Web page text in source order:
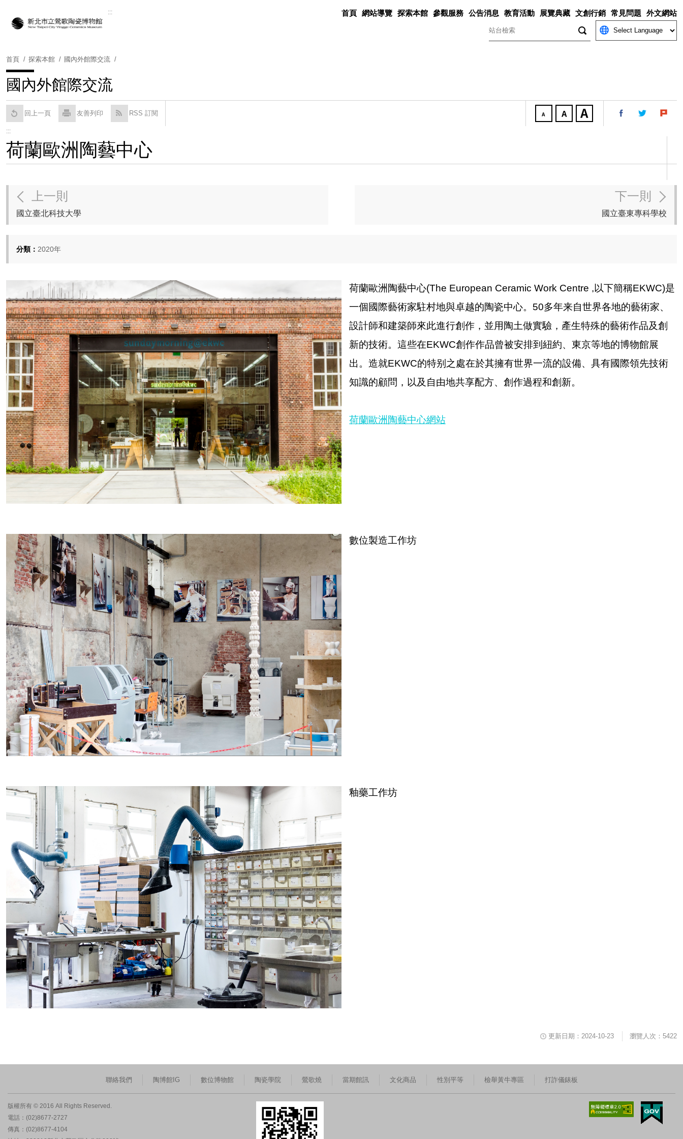
::: 首頁 網站導覽 探索本館 參觀服務 公告消息 教育活動 展覽典藏 文創行銷 常見問題
外文網站
Powered by
首頁 探索本館 國內外館際交流
國內外館際交流
回上一頁 友善列印 RSS 訂閱
:::
荷蘭歐洲陶藝中心
上一則
國立臺北科技大學
下一則
國立臺東專科學校
分類： 2020年
荷蘭歐洲陶藝中心(The European Ceramic Work Centre ,以下簡稱EKWC)是
一個國際藝術家駐村地與卓越的陶瓷中心。 50多年来自世界各地的藝術家、
設計師和建築師來此進行創作，並用陶土做實驗，產生特殊的藝術作品及創
新的技術。這些在EKWC創作作品曾被安排到紐約、東京等地的博物館展
出。造就EKWC的特别之處在於其擁有世界一流的設備、具有國際領先技術
知識的顧問，以及自由地共享配方、創作過程和創新。
荷蘭歐洲陶藝中心網站
數位製造工作坊
釉藥工作坊
更新日期：2024-10-23 瀏覽人次：5422
聯絡我們 陶博館IG 數位博物館 陶瓷學院 鶯歌燒 當期館訊 文化商品 性別平等 檢舉黃牛專區 打詐儀錶板
版權所有 © 2016 All Rights Reserved.
電話：(02)8677-2727
傳真：(02)8677-4104